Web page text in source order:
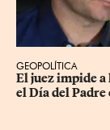
GEOPOLÍTICA
El juez impide
el Día del